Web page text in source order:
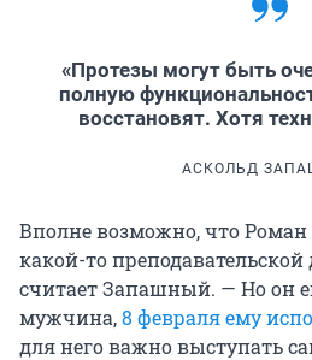
«Протезы могут быть
полную
восстановят. Хотя
АСКОЛЬД
Вполне возможно, что Роман
какой-то
считает Запашный. — Но он
мужчина,8 февраля ему
для него важно выступать